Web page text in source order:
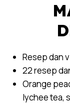
Resep dan
22 resep
Orange
lychee tea,